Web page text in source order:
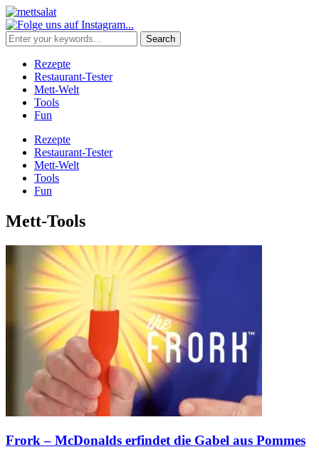
Rezepte
Restaurant-Tester
Mett-Welt
Tools
Fun
Rezepte
Restaurant-Tester
Mett-Welt
Tools
Fun
Mett-Tools
Frork – McDonalds erfindet die Gabel aus Pommes